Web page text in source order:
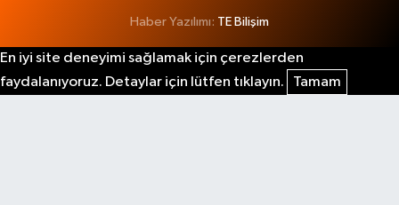
Haber Yazılımı: TE Bilişim
En iyi site deneyimi sağlamak için çerezlerden
faydalanıyoruz. Detaylar için lütfen tıklayın.
Tamam